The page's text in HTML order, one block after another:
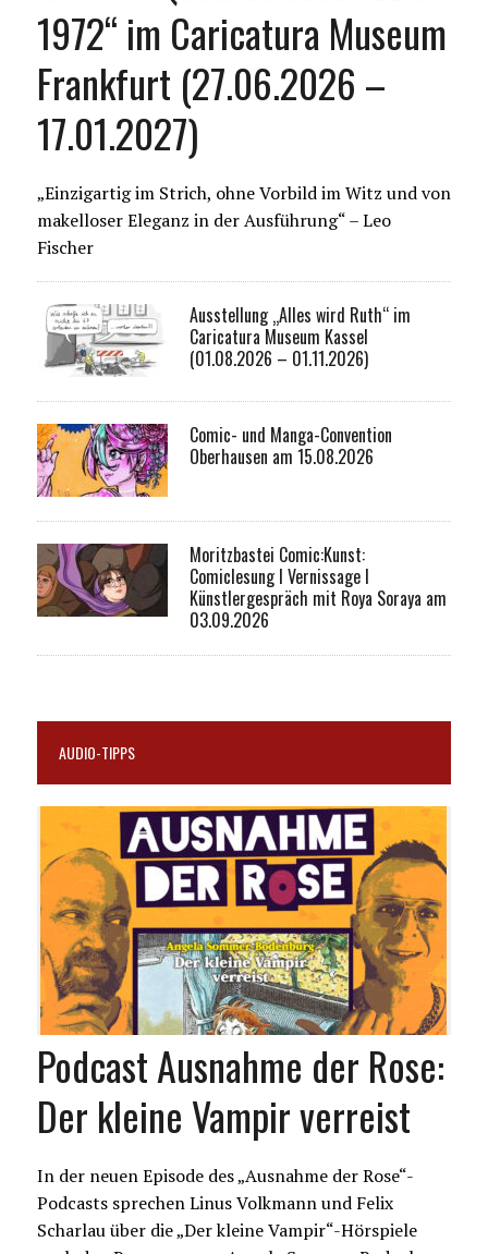
1972“ im Caricatura Museum
Frankfurt (27.06.2026 –
17.01.2027)
„Einzigartig im Strich, ohne Vorbild im Witz und von
makelloser Eleganz in der Ausführung“ – Leo
Fischer
Ausstellung „Alles wird Ruth“ im
Caricatura Museum Kassel
(01.08.2026 – 01.11.2026)
Comic- und Manga-Convention
Oberhausen am 15.08.2026
Moritzbastei Comic:Kunst:
Comiclesung I Vernissage I
Künstlergespräch mit Roya Soraya am
03.09.2026
AUDIO-TIPPS
Podcast Ausnahme der Rose:
Der kleine Vampir verreist
In der neuen Episode des „Ausnahme der Rose“-
Podcasts sprechen Linus Volkmann und Felix
Scharlau über die „Der kleine Vampir“-Hörspiele